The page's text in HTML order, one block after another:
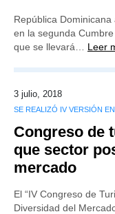
República
en la segunda
que se llevará… Leer
3 julio, 2018
SE REALIZÓ IV VERSIÓN
Congreso de
que sector
mercado
El “IV Congreso de
Diversidad del